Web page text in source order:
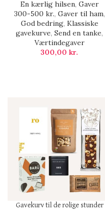
En kærlig hilsen, Gaver
300-500 kr., Gaver til ham,
God bedring, Klassiske
gavekurve, Send en tanke,
Værtindegaver
300,00 kr.
Gavekurv til de rolige stunder